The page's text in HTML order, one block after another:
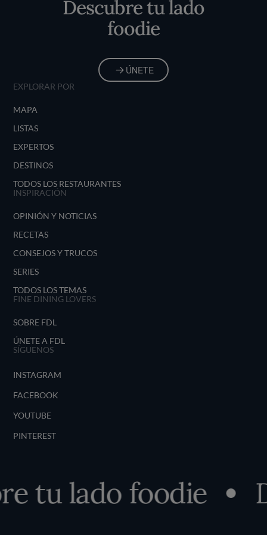
Descubre tu lado
foodie
ÚNETE
EXPLORAR POR
MAPA
LISTAS
EXPERTOS
DESTINOS
TODOS LOS RESTAURANTES
INSPIRACIÓN
OPINIÓN Y NOTICIAS
RECETAS
CONSEJOS Y TRUCOS
SERIES
TODOS LOS TEMAS
FINE DINING LOVERS
SOBRE FDL
ÚNETE A FDL
SÍGUENOS
INSTAGRAM
FACEBOOK
YOUTUBE
PINTEREST
tu lado foodie